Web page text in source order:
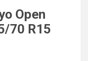
Open
70 R15